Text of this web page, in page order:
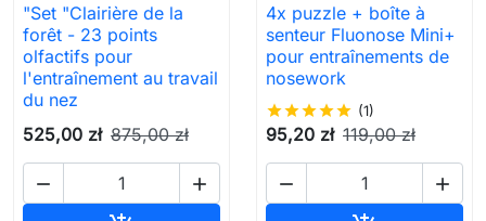
"Set "Clairière de la
forêt - 23 points
olfactifs pour
l'entraînement au travail
du nez
525,00 zł 875,00 zł
 
4x puzzle + boîte à
senteur Fluonose Mini+
pour entraînements de
nosework
starstarstarstarstar (1)
95,20 zł 119,00 zł
 